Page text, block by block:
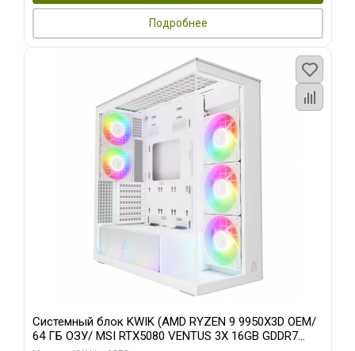
Подробнее
Системный блок KWIK (AMD RYZEN 9 9950X3D OEM/
64 ГБ ОЗУ/ MSI RTX5080 VENTUS 3X 16GB GDDR7